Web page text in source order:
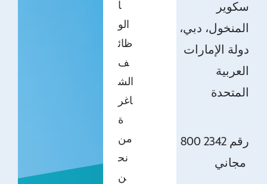
ا
الو
ظائ
ف
الش
اغر
ة
من
نح
ن
سكوير
المنخول، دبي،
دولة الإمارات
العربية
المتحدة
800 2342 رقم